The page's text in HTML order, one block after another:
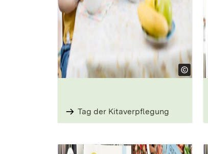
Tag der ­Kitaverpflegung